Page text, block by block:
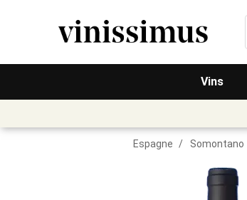
Vins
Espagne / Somontano